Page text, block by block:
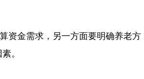
资金需求，另一方面要明确养老方
。